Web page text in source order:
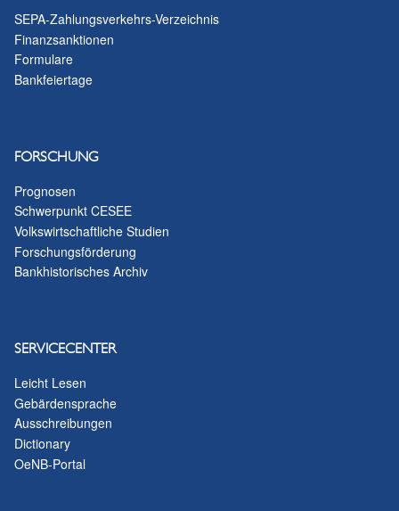
SEPA-Zahlungsverkehrs-Verzeichnis
Finanzsanktionen
Formulare
Bankfeiertage
FORSCHUNG
Prognosen
Schwerpunkt CESEE
Volkswirtschaftliche Studien
Forschungsförderung
Bankhistorisches Archiv
SERVICECENTER
Leicht Lesen
Gebärdensprache
Ausschreibungen
Dictionary
OeNB-Portal